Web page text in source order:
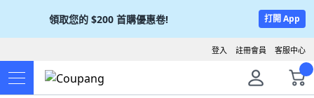
領取您的 $200 首購優惠卷! 打開 App
客服中心
註冊會員
登入